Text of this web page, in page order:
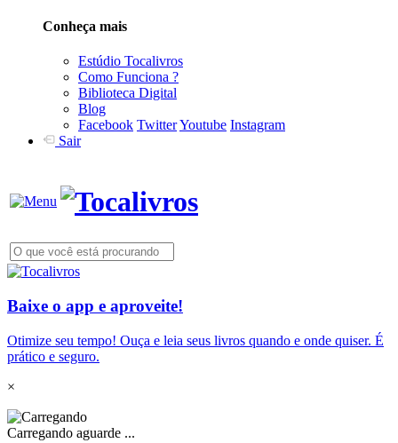
Conheça mais
Estúdio Tocalivros
Como Funciona ?
Biblioteca Digital
Blog
Facebook TwitterYoutube Instagram
Sair
Baixe o app e aproveite!
Otimize seu tempo! Ouça e leia seus livros quando e onde quiser. É
prático e seguro.
×
Carregando aguarde ...